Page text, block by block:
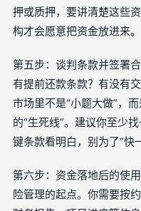
押或质押，要讲清楚这些
构才会愿意把资金放进来。
第五步：谈判条款并签署
有提前还款条款？有没有
市场里不是“小题大做”，
的“生死线”。建议你至少
键条款看明白，别为了“快
第六步：资金落地后的使
险管理的起点。你需要按